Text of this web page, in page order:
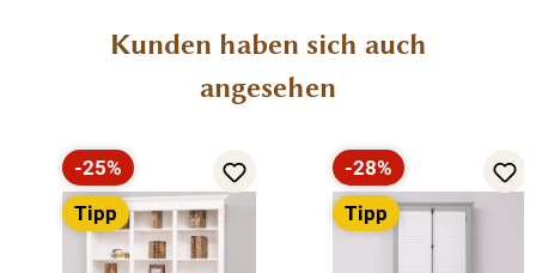
Produktgalerie überspringen
Kunden haben sich auch
angesehen
Rabatt
-25%
Tipp
Rabatt
-28%
Tipp